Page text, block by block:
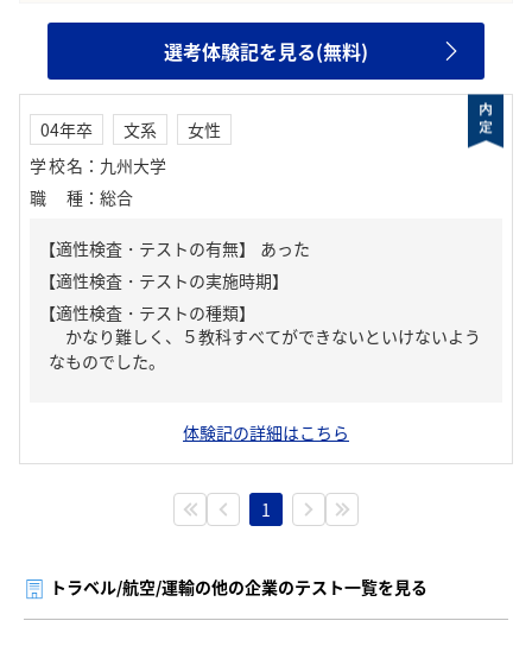
選考体験記を見る(無料)
04年卒 文系
女性
学校名 ： 九州大学
職種 ： 総合
【適性検査・テストの有無】 あった
【適性検査・テストの種類】
かなり難しく、５教科すべてができないといけないよう
なものでした。
体験記の詳細はこちら
1
トラベル/航空/運輸の他の企業のテスト一覧を見る